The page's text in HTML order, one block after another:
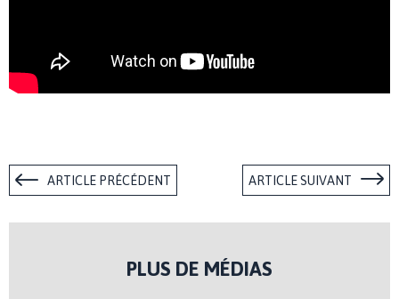
ARTICLE PRÉCÉDENT ARTICLE SUIVANT
PLUS DE MÉDIAS